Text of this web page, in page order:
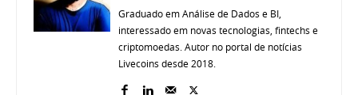
Graduado em Análise de Dados e BI,
interessado em novas tecnologias, fintechs e
criptomoedas. Autor no portal de notícias
Livecoins desde 2018.